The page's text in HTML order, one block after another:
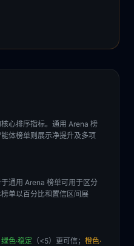
心排序指标。通用 Arena 榜
体榜单则展示净提升及多项
通用 Arena 榜单可用于区分
单以百分比和置信区间展
绿色·稳定 （<5）更可信； 橙色·